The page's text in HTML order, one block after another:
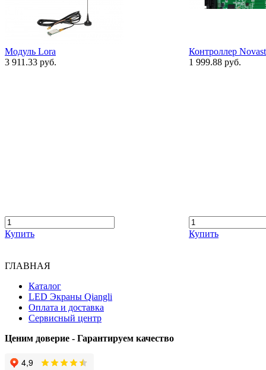
Модуль Lora
3 911.33 руб.
Купить
Контроллер
1 999.88 руб.
Купить
ГЛАВНАЯ
Каталог
LED Экраны Qiangli
Оплата и доставка
Сервисный центр
Ценим доверие - Гарантируем качество